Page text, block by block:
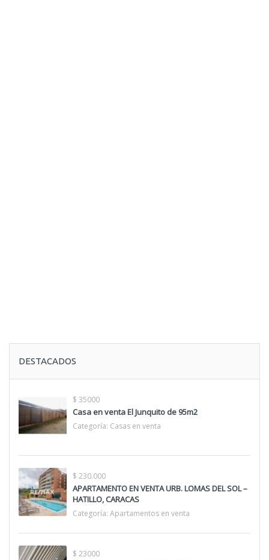
DESTACADOS
$ 35000
Casa en venta El Junquito de 95m2
Categoría: Casas en venta
$ 230.000
APARTAMENTO EN VENTA URB. LOMAS DEL SOL –
HATILLO, CARACAS
Categoría: Apartamentos en venta
$ 23000